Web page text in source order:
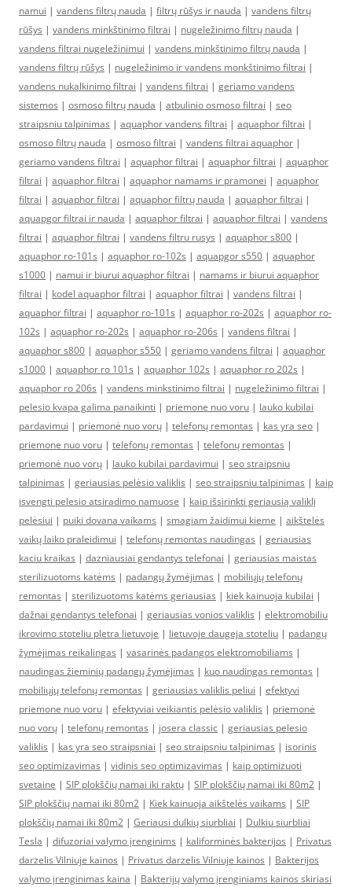
namui | vandens filtrų nauda | filtrų rūšys ir nauda | vandens filtrų
rūšys | vandens minkštinimo filtrai | nugeležinimo filtrų nauda |
vandens filtrai nugeležinimui | vandens minkštinimo filtrų nauda |
vandens filtrų rūšys | nugeležinimo ir vandens monkštinimo filtrai |
vandens nukalkinimo filtrai | vandens filtrai | geriamo vandens
sistemos | osmoso filtrų nauda | atbulinio osmoso filtrai | seo
straipsniu talpinimas | aquaphor vandens filtrai | aquaphor filtrai |
osmoso filtrų nauda | osmoso filtrai | vandens filtrai aquaphor |
geriamo vandens filtrai | aquaphor filtrai | aquaphor filtrai | aquaphor
filtrai | aquaphor filtrai | aquaphor namams ir pramonei | aquaphor
filtrai | aquaphor filtrai | aquaphor filtrų nauda | aquaphor filtrai |
aquapgor filtrai ir nauda | aquaphor filtrai | aquaphor filtrai | vandens
filtrai | aquaphor filtrai | vandens filtru rusys | aquaphor s800 |
aquaphor ro-101s | aquaphor ro-102s | aquapgor s550 | aquaphor
s1000 | namui ir biurui aquaphor filtrai | namams ir biurui aquaphor
filtrai | kodel aquaphor filtrai | aquaphor filtrai | vandens filtrai |
aquaphor filtrai | aquaphor ro-101s | aquaphor ro-202s | aquaphor ro-
102s | aquaphor ro-202s | aquaphor ro-206s | vandens filtrai |
aquaphor s800 | aquaphor s550 | geriamo vandens filtrai | aquaphor
s1000 | aquaphor ro 101s | aquaphor 102s | aquaphor ro 202s |
aquaphor ro 206s | vandens minkstinimo filtrai | nugeležinimo filtrai |
pelesio kvapa galima panaikinti | priemone nuo voru | lauko kubilai
pardavimui | priemonė nuo vorų | telefonų remontas | kas yra seo |
priemone nuo voru | telefonų remontas | telefonų remontas |
priemonė nuo vorų | lauko kubilai pardavimui | seo straipsniu
talpinimas | geriausias pelėsio valiklis | seo straipsniu talpinimas | kaip
isvengti pelesio atsiradimo namuose | kaip išsirinkti geriausią valiklį
pelėsiui | puiki dovana vaikams | smagiam žaidimui kieme | aikštelės
vaikų laiko praleidimui | telefonų remontas naudingas | geriausias
kaciu kraikas | dazniausiai gendantys telefonai | geriausias maistas
sterilizuotoms katėms | padangų žymėjimas | mobiliųjų telefonų
remontas | sterilizuotoms katėms geriausias | kiek kainuoja kubilai |
dažnai gendantys telefonai | geriausias vonios valiklis | elektromobiliu
ikrovimo stoteliu pletra lietuvoje | lietuvoje daugeja stoteliu | padangų
žymėjimas reikalingas | vasarinės padangos elektromobiliams |
naudingas žieminių padangų žymėjimas | kuo naudingas remontas |
mobiliųjų telefonų remontas | geriausias valiklis peliui | efektyvi
priemone nuo voru | efektyviai veikiantis pelėsio valiklis | priemonė
nuo vorų | telefonų remontas | josera classic | geriausias pelesio
valiklis | kas yra seo straipsniai | seo straipsniu talpinimas | isorinis
seo optimizavimas | vidinis seo optimizavimas | kaip optimizuoti
svetaine | SIP plokščių namai iki raktų | SIP plokščių namai iki 80m2 |
SIP plokščių namai iki 80m2 | Kiek kainuoja aikštelės vaikams | SIP
plokščių namai iki 80m2 | Geriausi dulkių siurbliai | Dulkiu siurbliai
Tesla | difuzoriai valymo įrenginims | kaliforminės bakterijos | Privatus
darzelis Vilniuje kainos | Privatus darzelis Vilniuje kainos | Bakterijos
valymo įrenginimas kaina | Bakterijų valymo įrenginiams kainos skiriasi